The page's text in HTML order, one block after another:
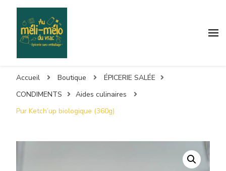
Accueil Boutique
ÉPICERIE SALÉE
CONDIMENTS
Aides culinaires
Pur Ketch’up biologique (360g)